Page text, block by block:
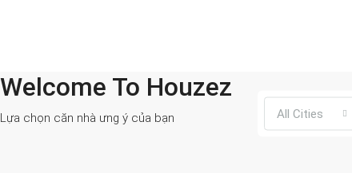
All Cities
Welcome To Houzez
Lựa chọn căn nhà ưng ý của bạn